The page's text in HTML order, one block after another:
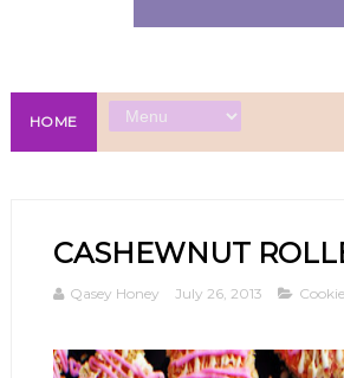
HOME
CASHEWNUT
Qasey Honey July 26, 2013